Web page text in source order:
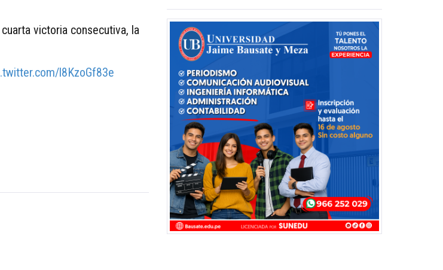
victoria consecutiva, la
l8KzoGf83e